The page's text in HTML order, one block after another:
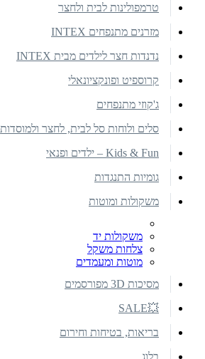
טרמפולינות לבית ולחצר
מזרנים מתנפחים INTEX
נדנדות חצר לילדים מבית INTEX
קרוספיט ופונקציונאלי
ג'קוזי מתנפחים
סלים ולוחות סל לבית, לחצר ולמוסדות
Kids & Fun – ילדים ופנאי
גומיות התנגדות
משקולות ומוטות
משקולות יד
צלחות משקל
מוטות ומעמדים
מסיכות 3D מפורסמים
💥SALE
בריאות, בטיחות וחירום
בלוג